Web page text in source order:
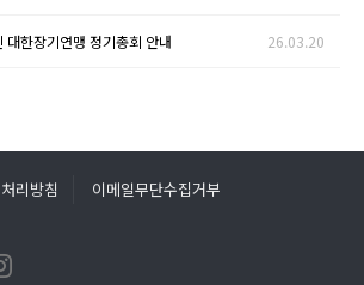
대한장기연맹 정기총회 안내 26.03.20
리방침 이메일무단수집거부